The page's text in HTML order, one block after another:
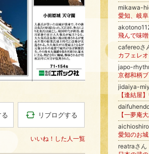
リブログする
いいね！した人一覧
mikawa-
飛んで味
cafereoさ
カフェレ
japo-
jidaiya-
【逢結屋
愛知のお
reatraさん